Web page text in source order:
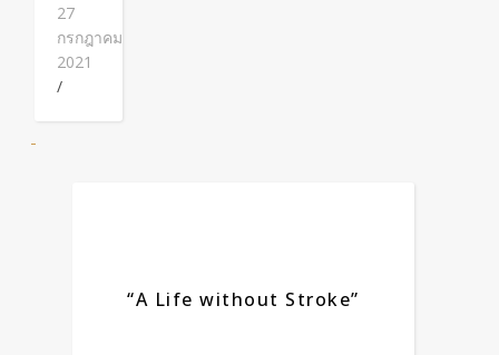
27
กรกฎาคม
2021
/
“A Life without Stroke”